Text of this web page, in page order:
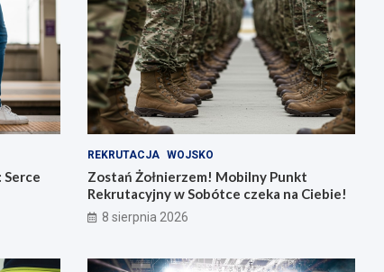
Serce
REKRUTACJA WOJSKO
Zostań Żołnierzem! Mobilny Punkt
Rekrutacyjny w Sobótce czeka na Ciebie!
8 sierpnia 2026